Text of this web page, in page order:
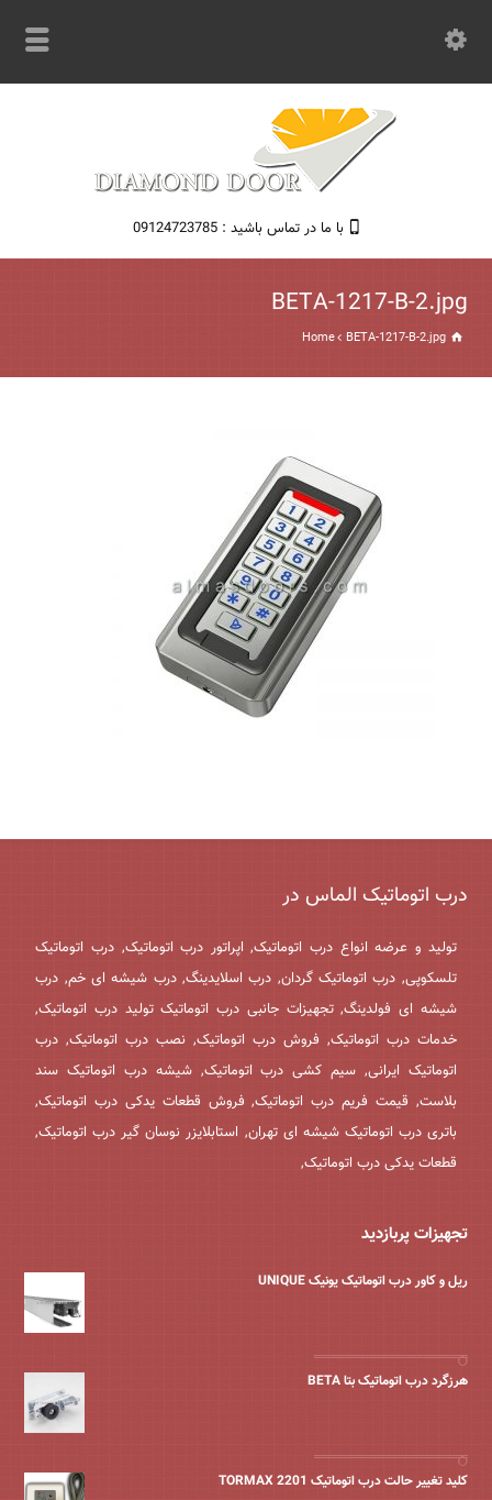
با ما در تماس باشید : 09124723785
BETA-1217-B-2.jpg
Home BETA-1217-B-2.jpg
درب اتوماتیک الماس در
تولید و عرضه انواع درب اتوماتیک, اپراتور درب اتوماتیک, درب اتوماتیک
تلسکوپی, درب اتوماتیک گردان, درب اسلایدینگ, درب شیشه ای خم, درب
شیشه ای فولدینگ, تجهیزات جانبی درب اتوماتیک تولید درب اتوماتیک,
خدمات درب اتوماتیک, فروش درب اتوماتیک, نصب درب اتوماتیک, درب
اتوماتیک ایرانی, سیم کشی درب اتوماتیک, شیشه درب اتوماتیک سند
بلاست, قیمت فریم درب اتوماتیک, فروش قطعات یدکی درب اتوماتیک,
باتری درب اتوماتیک شیشه ای تهران, استابلایزر نوسان گیر درب اتوماتیک,
قطعات یدکی درب اتوماتیک,
تجهیزات پربازدید
ریل و کاور درب اتوماتیک یونیک UNIQUE
هرزگرد درب اتوماتیک بتا BETA
کلید تغییر حالت درب اتوماتیک TORMAX 2201